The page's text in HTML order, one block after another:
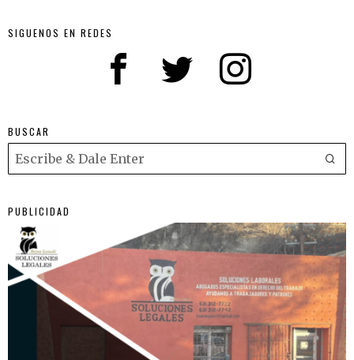
SIGUENOS EN REDES
BUSCAR
PUBLICIDAD